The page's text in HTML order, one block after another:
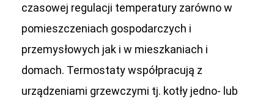
czasowej regulacji temperatury zarówno w
pomieszczeniach gospodarczych i
przemysłowych jak i w mieszkaniach i
domach. Termostaty współpracują z
urządzeniami grzewczymi tj. kotły jedno- lub